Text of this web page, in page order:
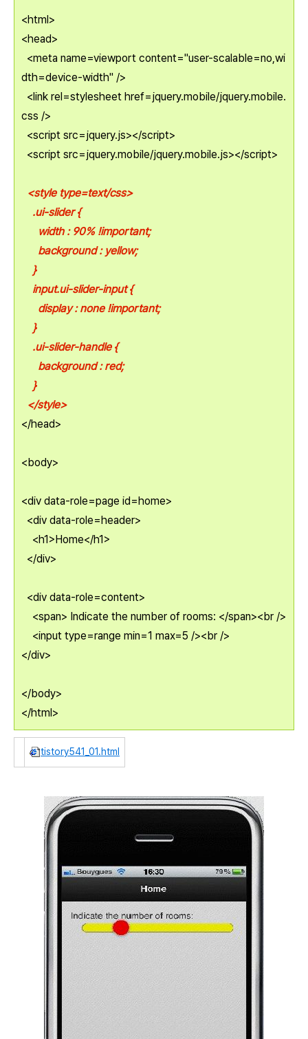
<html>
<head>
<meta name=viewport content="user-scalable=no,wi
dth=device-width" />
<link rel=stylesheet href=jquery.mobile/jquery.mobile.
css />
<script src=jquery.js></script>
<script src=jquery.mobile/jquery.mobile.js></script>
<style type=text/css>
.ui-slider {
width : 90% !important;
background : yellow;
}
input.ui-slider-input {
display : none !important;
}
.ui-slider-handle {
background : red;
}
</style>
</head>
<body>
<div data-role=page id=home>
<div data-role=header>
<h1>Home</h1>
</div>
<div data-role=content>
<span> Indicate the number of rooms: </span><br />
<input type=range min=1 max=5 /><br />
</div>
</body>
</html>
tistory541_01.html